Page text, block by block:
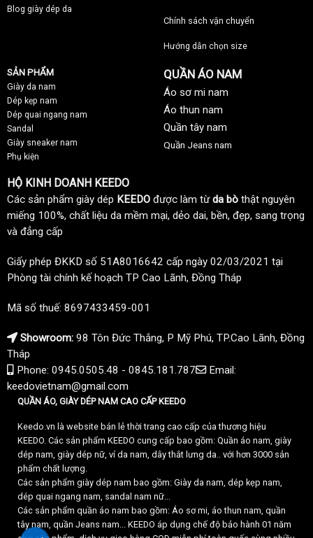
Blog giày dép da
Chính sách vận chuyển
Hướng dẫn chọn size
SẢN PHẨM
Giày da nam
Dép kẹp nam
Dép quai ngang nam
Sandal
Giày sneaker nam
Phụ kiện
QUẦN ÁO NAM
Áo sơ mi nam
Áo thun nam
Quần tây nam
Quần Jeans nam
HỘ KINH DOANH KEEDO
Các sản phẩm giày dép KEEDO được làm từda bò thật nguyên
miếng 100%, chất liệu da mềm mại, dẻo dai, bền, đẹp, sang trọng
và đẳng cấp
Giấy phép ĐKKD số 51A8016642 cấp ngày 02/03/2021 tại
Phòng tài chính kế hoạch TP Cao Lãnh, Đồng Tháp
Mã số thuế: 8697433459-001
Showroom: 98 Tôn Đức Thắng, P Mỹ Phú, TP.Cao Lãnh, Đồng
Tháp
Phone: 0945.0505.48 - 0845.181.787
Email:
keedovietnam@gmail.com
QUẦN ÁO, GIÀY DÉP NAM CAO CẤP KEEDO
Keedo.vn là website bán lẻ thời trang cao cấp của thương hiệu
KEEDO. Các sản phẩm KEEDO cung cấp bao gồm: Quần áo nam, giày
dép nam, giày dép nữ, ví da nam, dây thắt lưng da.. với hơn 3000 sản
phẩm chất lượng.
Các sản phẩm giày dép nam bao gồm: Giày da nam, dép kẹp nam,
dép quai ngang nam, sandal nam nữ...
Các sản phẩm quần áo nam bao gồm: Áo sơ mi, áo thun nam, quần
tây nam, quần Jeans nam... KEEDO áp dụng chế độ bảo hành 01 năm